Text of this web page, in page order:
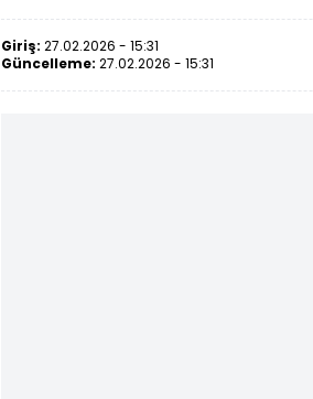
Giriş: 27.02.2026 - 15:31
Güncelleme: 27.02.2026 - 15:31